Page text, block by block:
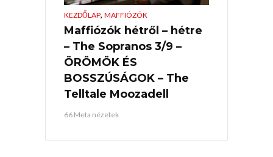
KEZDŐLAP, MAFFIÓZÓK
Maffiózók hétről – hétre
– The Sopranos 3/9 –
ÖRÖMÖK ÉS
BOSSZÚSÁGOK – The
Telltale Moozadell
66 Meta nézetek